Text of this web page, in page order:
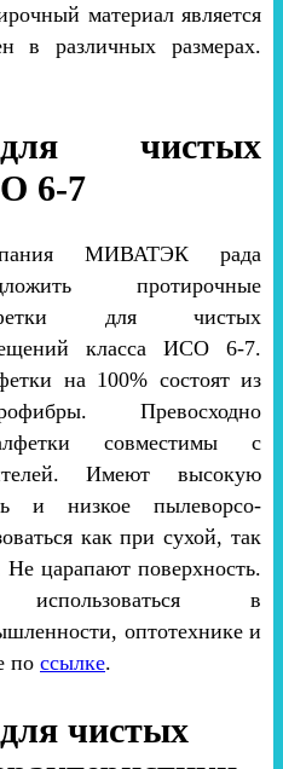
материал является
в различных размерах.
чистых
6-7
МИВАТЭК рада
протирочные
для чистых
класса ИСО 6-7.
на 100% состоят из
Превосходно
совместимы с
Имеют высокую
и низкое пылеворсо-
как при сухой, так
царапают поверхность.
в
оптотехнике и
по ссылке.
чистых